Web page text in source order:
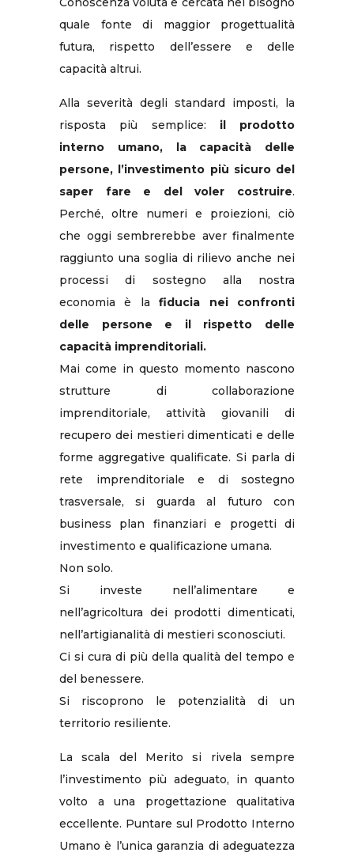
quale fonte di maggior progettualità
futura, rispetto dell’essere e delle
capacità altrui.
Alla severità degli standard imposti, la
risposta più semplice: il prodotto
interno umano, la capacità delle
persone, l’investimento più sicuro del
saper fare e del voler costruire.
Perché, oltre numeri e proiezioni, ciò
che oggi sembrerebbe aver finalmente
raggiunto una soglia di rilievo anche nei
processi di sostegno alla nostra
economia è lafiducia nei confronti
delle persone e il rispetto delle
capacità imprenditoriali.
Mai come in questo momento nascono
strutture di collaborazione
imprenditoriale, attività giovanili di
recupero dei mestieri dimenticati e delle
forme aggregative qualificate. Si parla di
rete imprenditoriale e di sostegno
trasversale, si guarda al futuro con
business plan finanziari e progetti di
investimento e qualificazione umana.
Non solo.
Si investe nell’alimentare e
nell’agricoltura dei prodotti dimenticati,
nell’artigianalità di mestieri sconosciuti.
Ci si cura di più della qualità del tempo e
del benessere.
Si riscoprono le potenzialità di un
territorio resiliente.
La scala del Merito si rivela sempre
l’investimento più adeguato, in quanto
volto a una progettazione qualitativa
eccellente. Puntare sul Prodotto Interno
Umano è l’unica garanzia di adeguatezza